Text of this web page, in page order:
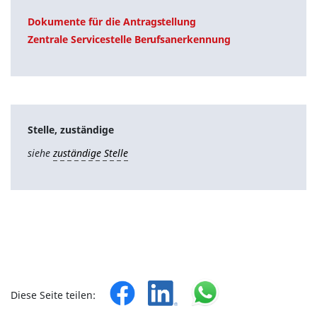
Dokumente für die Antragstellung
Zentrale Servicestelle Berufsanerkennung
Stelle, zuständige
siehezuständige Stelle
Diese Seite teilen: